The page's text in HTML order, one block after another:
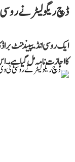
ڈچ ریگولیٹر نے
ایک روسی انڈیپینڈنٹ
کا اجازت نامہ مل گیا ہے۔